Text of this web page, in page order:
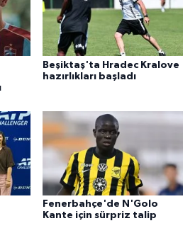
Beşiktaş'ta Hradec Kralove
hazırlıkları başladı
Fenerbahçe'de N'Golo
Kante için sürpriz talip